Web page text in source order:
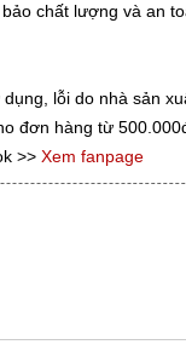
chất lượng và an
lỗi do nhà sản
đơn hàng từ
>> Xem fanpage